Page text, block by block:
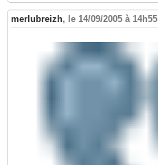
merlubreizh, le 14/09/2005 à 14h55